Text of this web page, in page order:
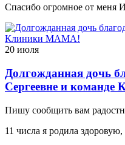
Спасибо огромное от меня
20 июля
Долгожданная дочь
Сергеевне и
Пишу сообщить вам
11 числа я родила